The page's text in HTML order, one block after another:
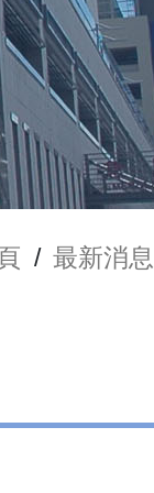
/ 最新消息